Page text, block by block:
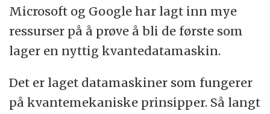
Microsoft og Google har lagt inn mye
ressurser på å prøve å bli de første som
lager en nyttig kvantedatamaskin.
Det er laget datamaskiner som fungerer
på kvantemekaniske prinsipper. Så langt